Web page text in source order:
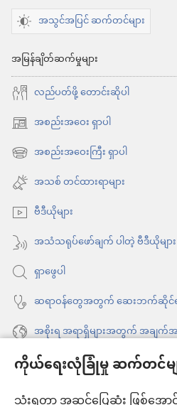
ကိုယ်ရေးလုံခြုံမှု ဆက်တင်မျ
အသွင်အပြင် ဆက်တင်များ
အမြန်ချိတ်ဆက်မှုများ
လည်ပတ်ဖို့ တောင်းဆိုပါ
အစည်းအဝေး ရှာပါ
(window
အသစ်
င့်
နေ
ပါ
တယ်)
အစည်းအဝေးကြီး ရှာပါ
(window
အသစ်
င့်
နေ
ပါ
တယ်)
အသစ် တင်ထားရာများ
ဗီဒီယိုများ
အသံသရုပ်ဖော်ချက် ပါတဲ့ ဗီဒီယိုများ
ရှာဖွေပါ
ဆရာဝန်တွေအတွက် ဆေးဘက်ဆိုင်ရ
အစိုးရ အရာရှိများအတွက် အချ
အကူအညီ
အလှူငွေ